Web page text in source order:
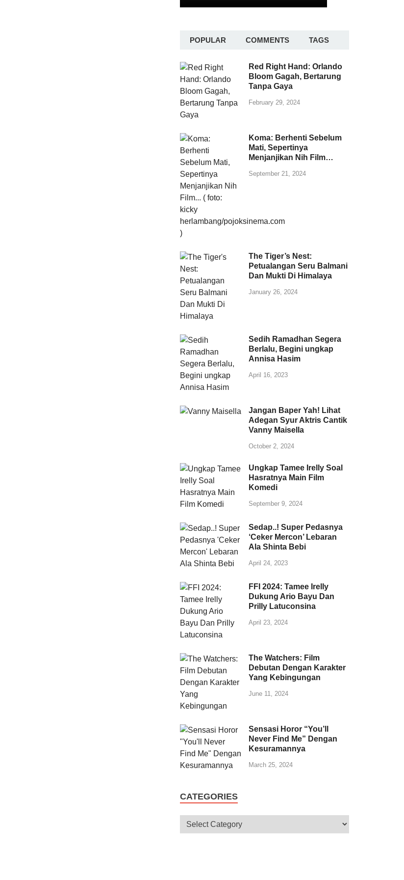
POPULAR COMMENTS TAGS
Red Right Hand: Orlando
Bloom Gagah, Bertarung
Tanpa Gaya
February 29, 2024
Koma: Berhenti Sebelum
Mati, Sepertinya
Menjanjikan Nih Film…
September 21, 2024
The Tiger’s Nest:
Petualangan Seru Balmani
Dan Mukti Di Himalaya
January 26, 2024
Sedih Ramadhan Segera
Berlalu, Begini ungkap
Annisa Hasim
April 16, 2023
Jangan Baper Yah! Lihat
Adegan Syur Aktris Cantik
Vanny Maisella
October 2, 2024
Ungkap Tamee Irelly Soal
Hasratnya Main Film
Komedi
September 9, 2024
Sedap..! Super Pedasnya
‘Ceker Mercon’ Lebaran
Ala Shinta Bebi
April 24, 2023
FFI 2024: Tamee Irelly
Dukung Ario Bayu Dan
Prilly Latuconsina
April 23, 2024
The Watchers: Film
Debutan Dengan Karakter
Yang Kebingungan
June 11, 2024
Sensasi Horor “You’ll
Never Find Me” Dengan
Kesuramannya
March 25, 2024
CATEGORIES